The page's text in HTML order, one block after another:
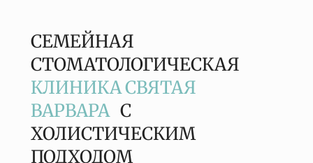
СЕМЕЙНАЯ
СТОМАТОЛОГИЧЕСКАЯ
КЛИНИКА СВЯТАЯ
ВАРВАРАС
ХОЛИСТИЧЕСКИМ
ПОДХОДОМ